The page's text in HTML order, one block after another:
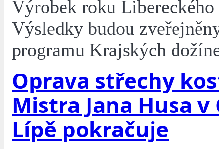
Výrobek roku Libereckého
Výsledky budou
programu Krajských
Oprava střechy
Mistra Jana Husa v
Lípě pokračuje